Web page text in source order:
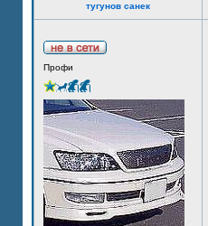
тугунов санек
Профи